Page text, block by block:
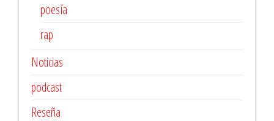
poesía
rap
Noticias
podcast
Reseña